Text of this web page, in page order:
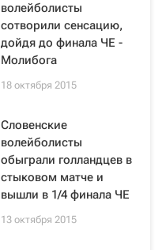
волейболисты
сотворили сенсацию,
дойдя до финала ЧЕ -
Молибога
18 октября 2015
Словенские
волейболисты
обыграли голландцев в
стыковом матче и
вышли в 1/4 финала ЧЕ
13 октября 2015